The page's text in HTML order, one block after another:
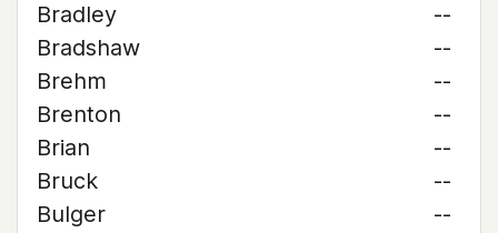
Bradley
--
Bradshaw
--
Brehm
--
Brenton
--
Brian
--
Bruck
--
Bulger
--